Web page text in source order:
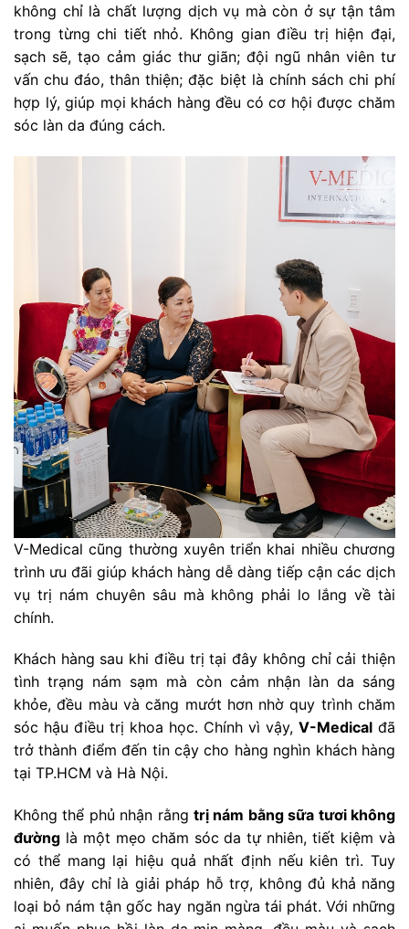
không chỉ là chất lượng dịch vụ mà còn ở sự tận tâm
trong từng chi tiết nhỏ. Không gian điều trị hiện đại,
sạch sẽ, tạo cảm giác thư giãn; đội ngũ nhân viên tư
vấn chu đáo, thân thiện; đặc biệt là chính sách chi phí
hợp lý, giúp mọi khách hàng đều có cơ hội được chăm
sóc làn da đúng cách.
V-Medical cũng thường xuyên triển khai nhiều chương
trình ưu đãi giúp khách hàng dễ dàng tiếp cận các dịch
vụ trị nám chuyên sâu mà không phải lo lắng về tài
chính.
Khách hàng sau khi điều trị tại đây không chỉ cải thiện
tình trạng nám sạm mà còn cảm nhận làn da sáng
khỏe, đều màu và căng mướt hơn nhờ quy trình chăm
sóc hậu điều trị khoa học. Chính vì vậy, V-Medical đã
trở thành điểm đến tin cậy cho hàng nghìn khách hàng
tại TP.HCM và Hà Nội.
Không thể phủ nhận rằng trị nám bằng sữa tươi không
đường là một mẹo chăm sóc da tự nhiên, tiết kiệm và
có thể mang lại hiệu quả nhất định nếu kiên trì. Tuy
nhiên, đây chỉ là giải pháp hỗ trợ, không đủ khả năng
loại bỏ nám tận gốc hay ngăn ngừa tái phát. Với những